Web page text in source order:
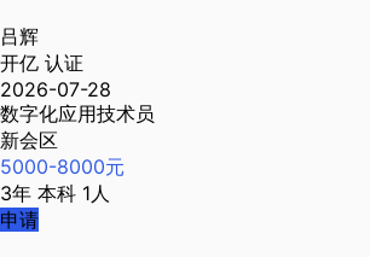
吕辉
开亿 认证
2026-07-28
数字化应用技术员
新会区
5000-8000元
3年 本科 1人
申请